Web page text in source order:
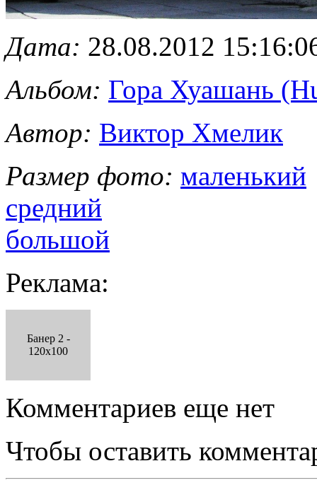
Дата: 28.08.2012
Альбом: Гора Хуашань
Автор: Виктор Хмелик
Размер фото: маленький
средний
большой
Реклама:
Банер 2 -
120x100
Комментариев еще нет
Чтобы оставить